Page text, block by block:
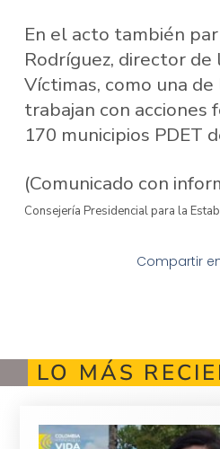
En el acto también
Rodríguez, director de
Víctimas, como una
trabajan con acciones
170 municipios PDET
(Comunicado con
Consejería Presidencial para la
Compartir
LO MÁS